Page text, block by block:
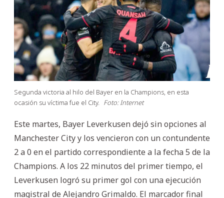
Segunda victoria al hilo del Bayer en la Champions, en esta
ocasión su víctima fue el City. Foto: Internet
Este martes, Bayer Leverkusen dejó sin opciones al
Manchester City y los vencieron con un contundente
2 a 0 en el partido correspondiente a la fecha 5 de la
Champions. A los 22 minutos del primer tiempo, el
Leverkusen logró su primer gol con una ejecución
magistral de Alejandro Grimaldo. El marcador final